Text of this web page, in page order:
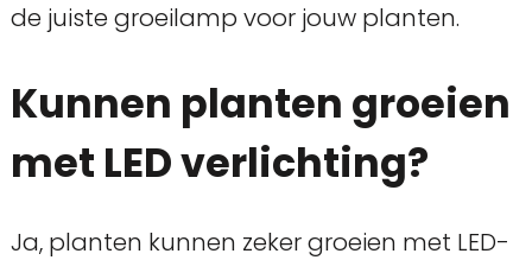
de juiste groeilamp voor jouw planten.
Kunnen planten groeien
met LED verlichting?
Ja, planten kunnen zeker groeien met LED-